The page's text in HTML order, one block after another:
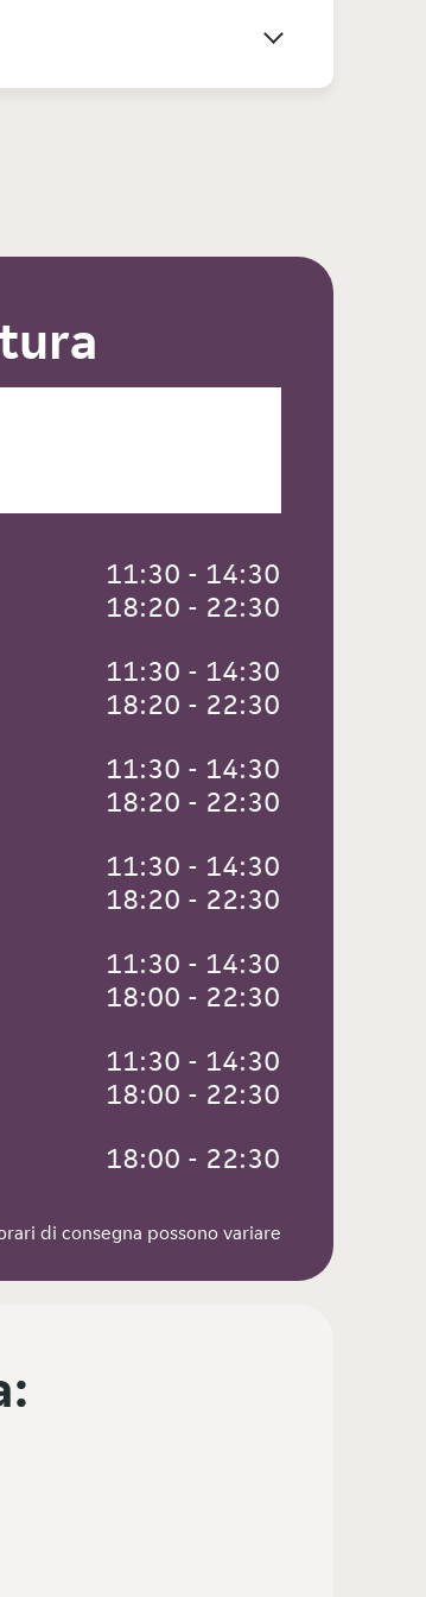
11:30 - 14:30
18:20 - 22:30
11:30 - 14:30
18:20 - 22:30
11:30 - 14:30
18:20 - 22:30
11:30 - 14:30
18:20 - 22:30
11:30 - 14:30
18:00 - 22:30
11:30 - 14:30
18:00 - 22:30
18:00 - 22:30
di consegna possono variare